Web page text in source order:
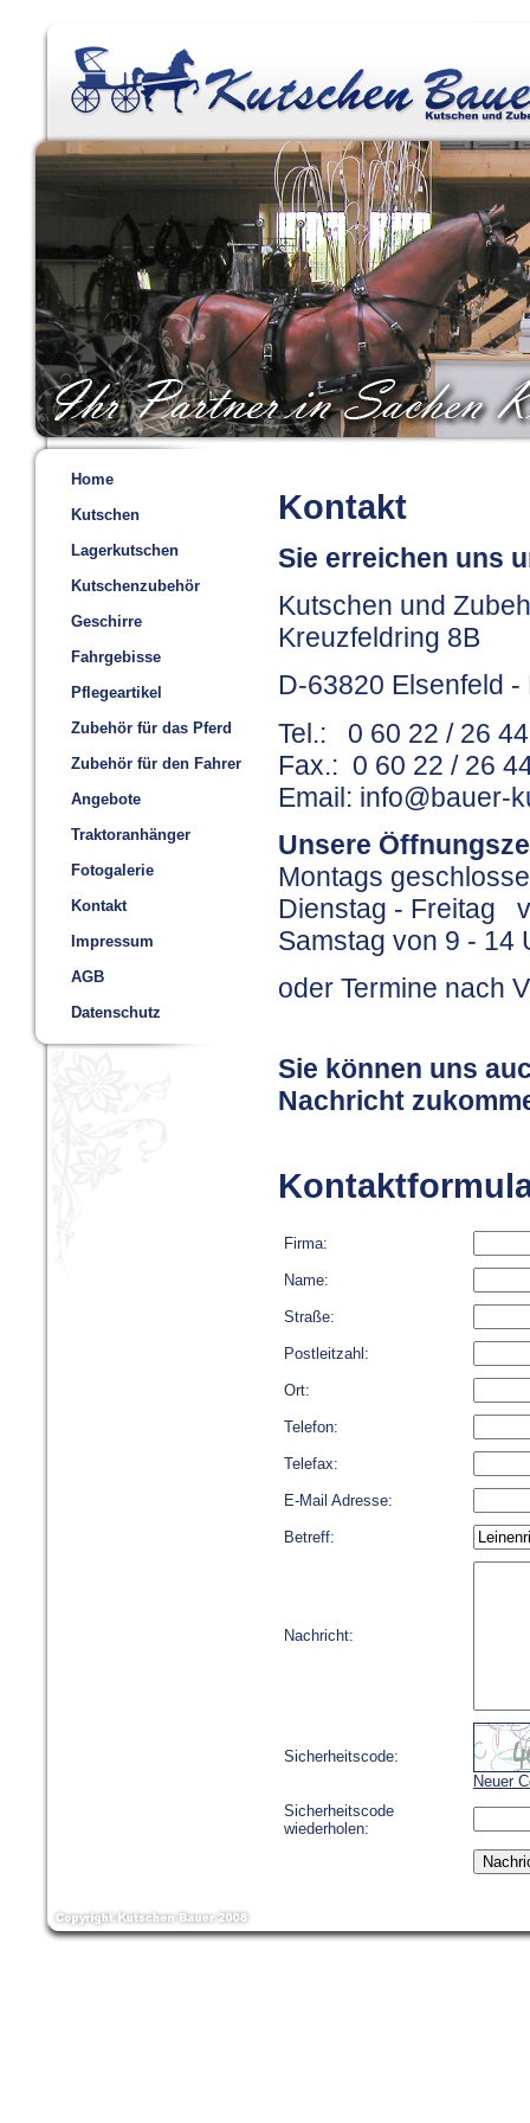
Home
Kutschen
Lagerkutschen
Kutschenzubehör
Geschirre
Fahrgebisse
Pflegeartikel
Zubehör für das Pferd
Zubehör für den Fahrer
Angebote
Traktoranhänger
Fotogalerie
Kontakt
Impressum
AGB
Datenschutz
Kontakt
Sie erreichen uns
Kutschen und
Kreuzfeldring 8B
D-63820 Elsenfeld -
Tel.: 0 60 22 / 26
Fax.: 0 60 22 / 26
Email: info@bauer-
Unsere
Montags
Dienstag - Freitag
Samstag von 9 - 14
oder Termine nach
Sie können uns
Nachricht
Firma:
Name:
Straße:
Postleitzahl:
Ort:
Telefon:
Telefax:
E-Mail Adresse:
Betreff:
Nachricht:
Sicherheitscode:
Neuer
Sicherheitscode
wiederholen: